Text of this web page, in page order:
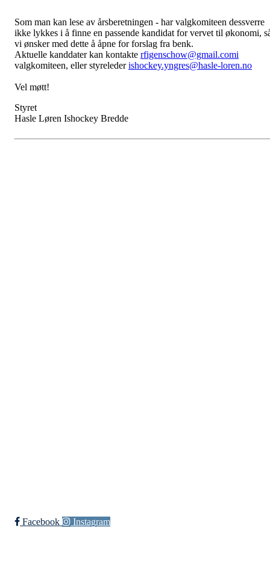
Som man kan lese av årsberetningen - har valgkomiteen dessverre
ikke lykkes i å finne en passende kandidat for vervet til økonomi,
vi ønsker med dette å åpne for forslag fra benk.
Aktuelle kanddater kan kontakte rfigenschow@gmail.comi
valgkomiteen, eller styrelederishockey.yngres@hasle-loren.no
Vel møtt!
Styret
Hasle Løren Ishockey Bredde
Facebook Instagram